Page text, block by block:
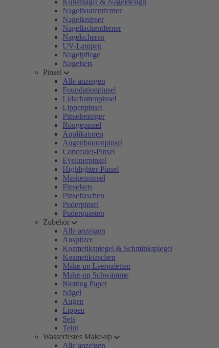
Kunstnägel & Nageldesign
Nagelhautentferner
Nagelknipser
Nagellackentferner
Nagelscheren
UV-Lampen
Nagelpflege
Nagelsets
Pinsel
Alle anzeigen
Foundationpinsel
Lidschattenpinsel
Lippenpinsel
Pinselreiniger
Rougepinsel
Applikatoren
Augenbrauenpinsel
Concealer-Pinsel
Eyelinerpinsel
Highlighter-Pinsel
Maskenpinsel
Pinselsets
Pinseltaschen
Puderpinsel
Puderquasten
Zubehör
Alle anzeigen
Anspitzer
Kosmetikspiegel & Schminkspiegel
Kosmetiktaschen
Make-up Leerpaletten
Make-up Schwämme
Blotting Paper
Nägel
Augen
Lippen
Sets
Teint
Wasserfestes Make-up
Alle anzeigen